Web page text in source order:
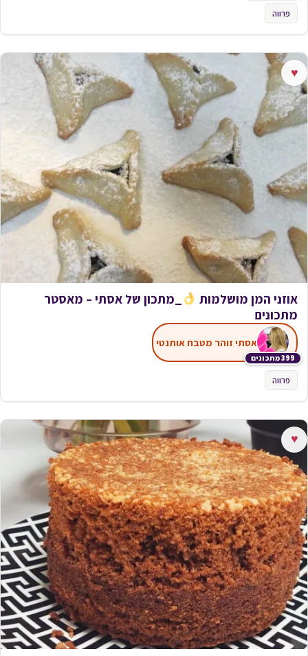
פרווה
♥
אוזני המן מושלמות
_מתכון של אסתי – מאסטר
מתכונים
399 מתכונים
אסתי זוהר מטבח אותנטי
פרווה
♥